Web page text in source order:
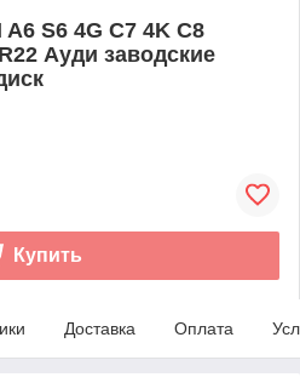
S6 4G C7 4K C8
Ауди заводские
Купить
Доставка Оплата